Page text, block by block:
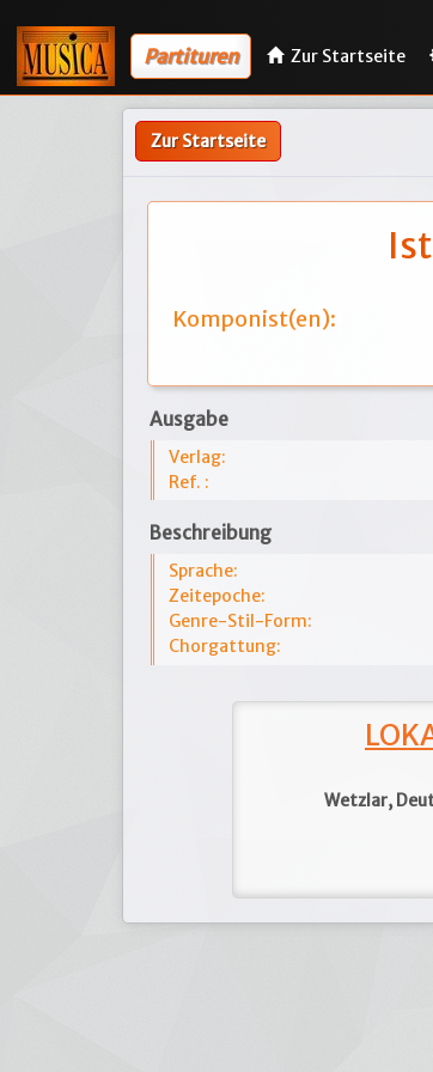
Partituren Zur Startseite
Zur Startseite
Komponist(en):
Ausgabe
Verlag:
Ref. :
Beschreibung
Sprache:
Zeitepoche:
Genre-Stil-Form:
Chorgattung:
Wetzlar,